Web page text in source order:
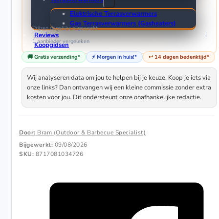
Elektrische Terrasverwarmers
Gas Terrasverwarmers (Gasheaters)
Reviews
Koopgidsen
Tips & Trends
Prijzen dagelijks bijgewerkt
1 aanbiedervergeleken
🚚 Gratis verzending* ⚡ Morgen in huis!* ↩️ 14 dagen bedenktijd*
Wij analyseren data om jou te helpen bij je keuze. Koop je iets via
onze links? Dan ontvangen wij een kleine commissie zonder extra
kosten voor jou. Dit ondersteunt onze onafhankelijke redactie.
Door: Bram (Outdoor & Barbecue Specialist)
Bijgewerkt: 09/08/2026
SKU: 8717081034726